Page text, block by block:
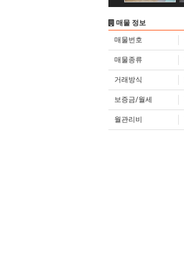
매물 정보
매물번호
매물종류
거래방식
보증금/월세
월관리비